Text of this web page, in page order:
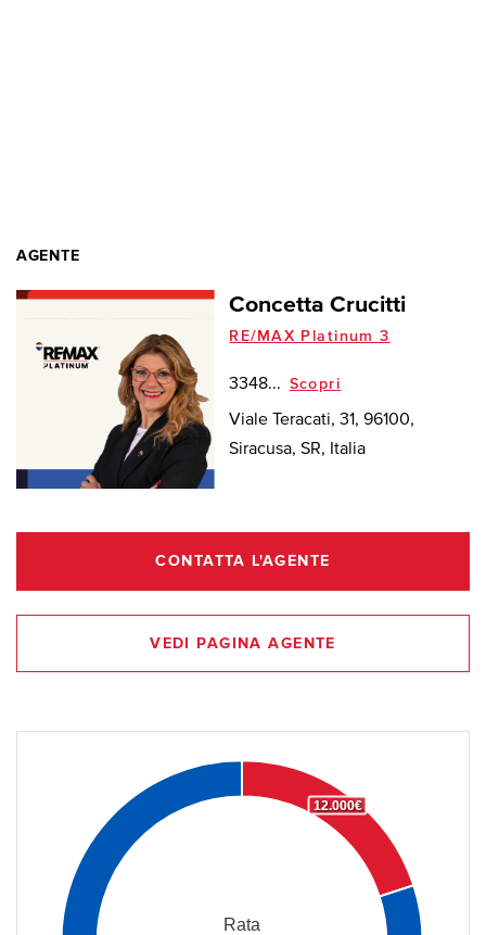
AGENTE
Concetta Crucitti
RE/MAX Platinum 3
3348... Scopri
Viale Teracati, 31, 96100,
Siracusa, SR, Italia
CONTATTA L'AGENTE
VEDI PAGINA AGENTE
12.000€
Rata